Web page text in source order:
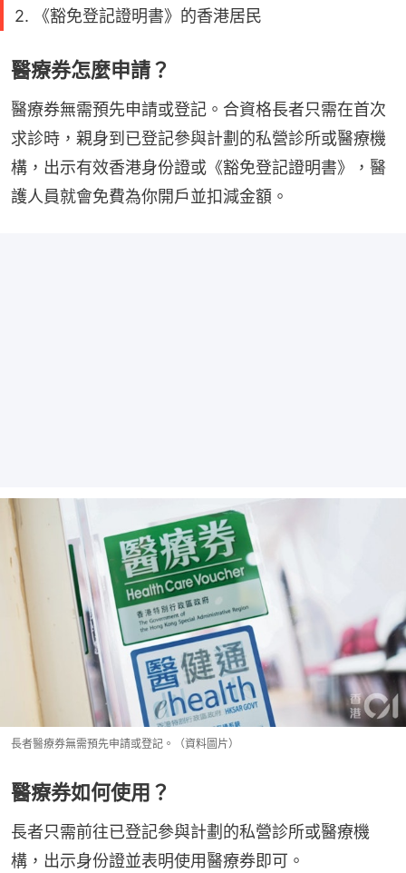
2. 《豁免登記證明書》的香港居民
醫療券怎麼申請？
醫療券無需預先申請或登記。合資格長者只需在首次
求診時，親身到已登記參與計劃的私營診所或醫療機
構，出示有效香港身份證或《豁免登記證明書》，醫
護人員就會免費為你開戶並扣減金額。
長者醫療券無需預先申請或登記。（資料圖片）
醫療券如何使用？
長者只需前往已登記參與計劃的私營診所或醫療機
構，出示身份證並表明使用醫療券即可。